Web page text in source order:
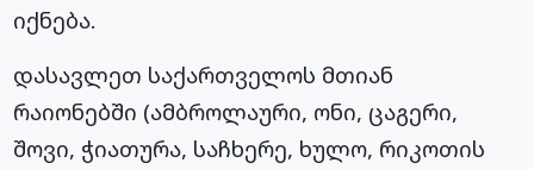
იქნება.
დასავლეთ საქართველოს მთიან
რაიონებში (ამბროლაური, ონი, ცაგერი,
შოვი, ჭიათურა, საჩხერე, ხულო, რიკოთის